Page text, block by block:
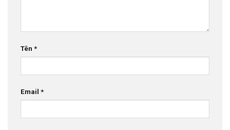
Tên *
Email *